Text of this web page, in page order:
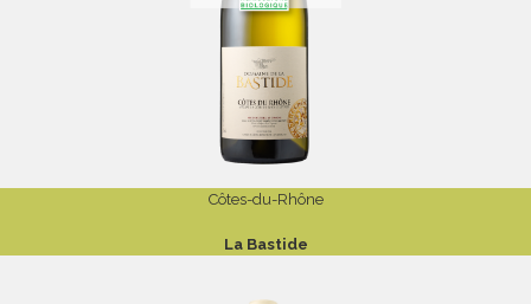
Côtes-du-Rhône
La Bastide